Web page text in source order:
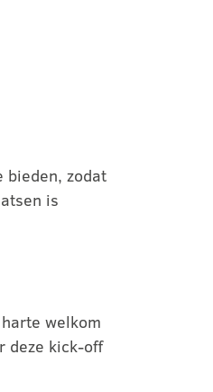
bieden, zodat
is
welkom
deze kick-off